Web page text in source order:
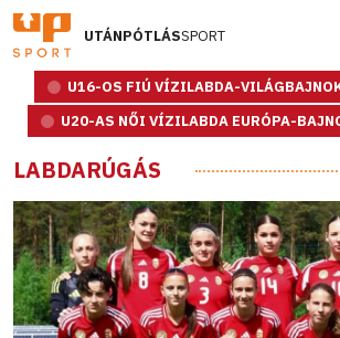
UTÁNPÓTLÁSSPORT
U16-OS FIÚ VÍZILABDA-
U20-AS NŐI VÍZILABDA EURÓPA-
LABDARÚGÁS